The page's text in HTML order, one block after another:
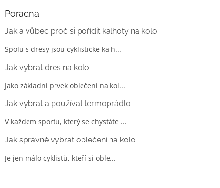
Poradna
Jak a vůbec proč si pořídit kalhoty na kolo
Spolu s dresy jsou cyklistické kalh...
Jak vybrat dres na kolo
Jako základní prvek oblečení na kol...
Jak vybrat a používat termoprádlo
V každém sportu, který se chystáte ...
Jak správně vybrat oblečení na kolo
Je jen málo cyklistů, kteří si oble...